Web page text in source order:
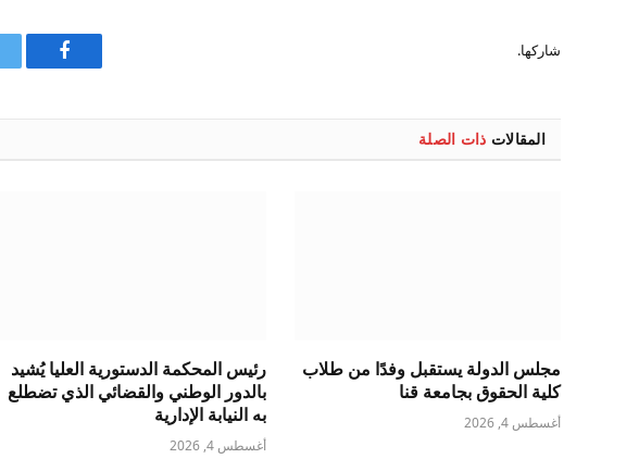
شاركها.
فيسبوك
المقالات ذات الصلة
مجلس الدولة يستقبل وفدًا من طلاب
كلية الحقوق بجامعة قنا
أغسطس 4, 2026
رئيس المحكمة الدستورية العليا يُشيد
بالدور الوطني والقضائي الذي تضطلع
به النيابة الإدارية
أغسطس 4, 2026